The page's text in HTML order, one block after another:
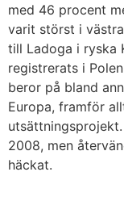
med 46 procent
varit störst i
till Ladoga i ryska
registrerats i
beror på bland
Europa, framför
2008, men
häckat.